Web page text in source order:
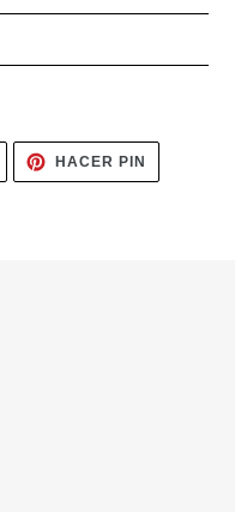
TUITEARHACER PIN
PINTEREST